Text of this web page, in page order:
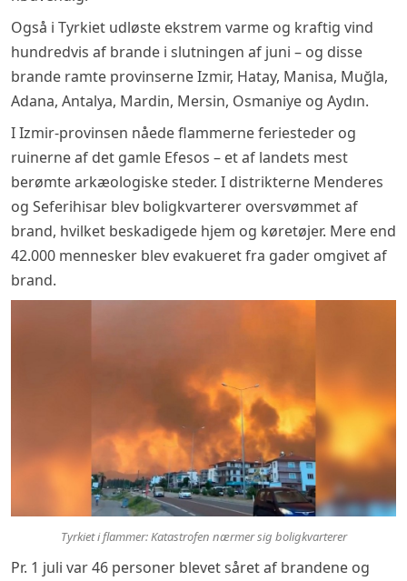
Også i Tyrkiet udløste ekstrem varme og kraftig vind
hundredvis af brande i slutningen af juni – og disse
brande ramte provinserne Izmir, Hatay, Manisa, Muğla,
Adana, Antalya, Mardin, Mersin, Osmaniye og Aydın.
I Izmir-provinsen nåede flammerne feriesteder og
ruinerne af det gamle Efesos – et af landets mest
berømte arkæologiske steder. I distrikterne Menderes
og Seferihisar blev boligkvarterer oversvømmet af
brand, hvilket beskadigede hjem og køretøjer. Mere end
42.000 mennesker blev evakueret fra gader omgivet af
brand.
Tyrkiet i flammer: Katastrofen nærmer sig boligkvarterer
Pr. 1 juli var 46 personer blevet såret af brandene og